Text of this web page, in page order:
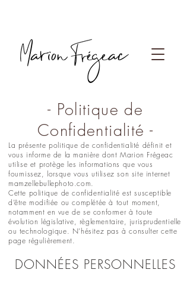
- Politique de
Confidentialité -
La présente politique de confidentialité définit et
vous informe de la manière dont Marion Frégeac
utilise et protège les informations que vous
fournissez, lorsque vous utilisez son site internet
mamzellebullephoto.com.
Cette politique de confidentialité est susceptible
d’être modifiée ou complétée à tout moment,
notamment en vue de se conformer à toute
évolution législative, règlementaire, jurisprudentielle
ou technologique. N’hésitez pas à consulter cette
page régulièrement.
DONNÉES PERSONNELLES